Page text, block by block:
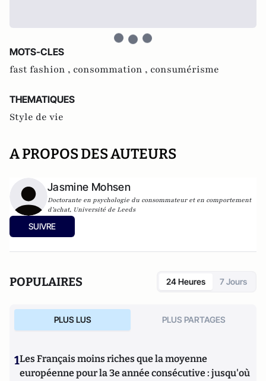
MOTS-CLES
fast fashion , consommation , consumérisme
THEMATIQUES
Style de vie
A PROPOS DES AUTEURS
Jasmine Mohsen
Doctorante en psychologie du consommateur et en comportement
d’achat, Université de Leeds
SUIVRE
POPULAIRES 24 Heures 7 Jours
PLUS LUS PLUS PARTAGES
1Les Français moins riches que la moyenne
européenne pour la 3e année consécutive : jusqu'où